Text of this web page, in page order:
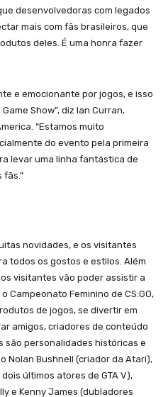
desenvolvedoras com legados
mais com fãs brasileiros, que
deles. É uma honra fazer
e emocionante por jogos, e isso
Show”, diz Ian Curran,
“Estamos muito
do evento pela primeira
levar uma linha fantástica de
fãs.”
novidades, e os visitantes
todos os gostos e estilos. Além
visitantes vão poder assistir a
Campeonato Feminino de CS:GO,
de jogos, se divertir em
amigos, criadores de conteúdo
são personalidades históricas e
Nolan Bushnell (criador da Atari),
últimos atores de GTA V),
e Kenny James (dubladores